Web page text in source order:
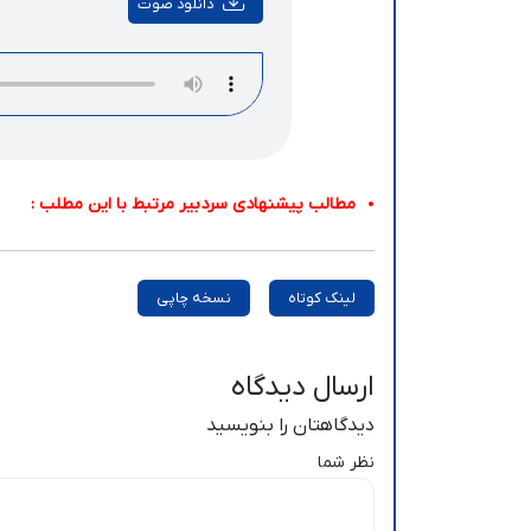
دانلود صوت
مطالب پیشنهادی سردبیر مرتبط با این مطلب :
لینک کوتاه نسخه چاپی
ارسال دیدگاه
دیدگاهتان را بنویسید
نظر شما